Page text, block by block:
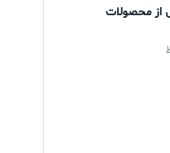
از محصولات